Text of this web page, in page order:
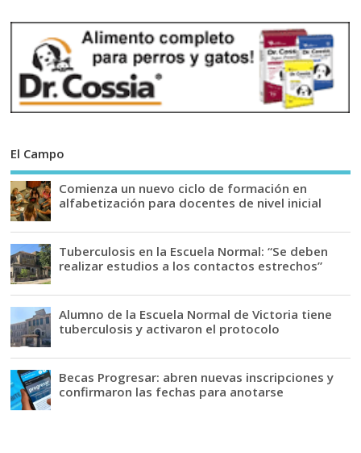
El Campo
Comienza un nuevo ciclo de formación en
alfabetización para docentes de nivel inicial
Tuberculosis en la Escuela Normal: “Se deben
realizar estudios a los contactos estrechos”
Alumno de la Escuela Normal de Victoria tiene
tuberculosis y activaron el protocolo
Becas Progresar: abren nuevas inscripciones y
confirmaron las fechas para anotarse